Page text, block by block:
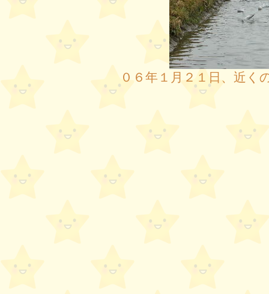
０６年１月２１日、近